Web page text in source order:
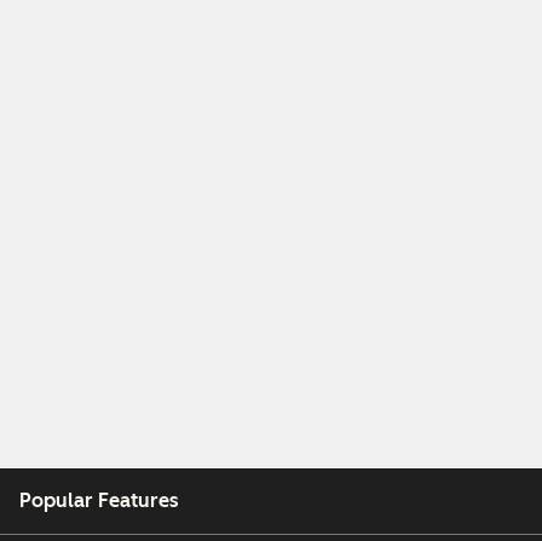
Popular Features